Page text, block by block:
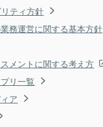
ティ方針
務運営に関する基本方針
メントに関する考え方
リ一覧
ア